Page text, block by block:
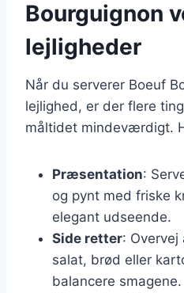
Bourguignon
lejligheder
Når du serverer Boeuf
lejlighed, er der flere
måltidet mindeværdigt.
Præsentation:
og pynt med friske
elegant udseende.
Side retter:
salat, brød eller
balancere smagene.